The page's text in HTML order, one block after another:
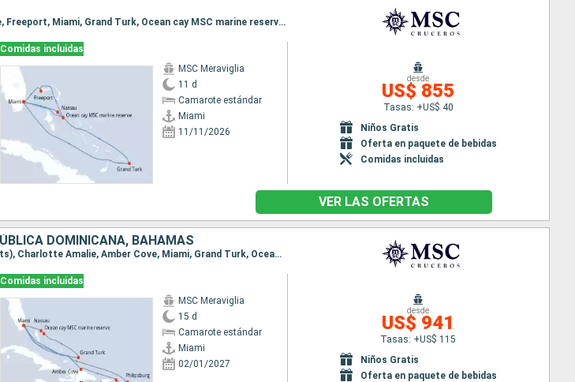
Itinerario : Miami, Ocean cay MSC marine reserve, Freeport, Miami, Grand Turk, Ocean cay MSC marine reserve, Nassau, Miami
Comidas incluidas
MSC Meraviglia
11 d
Camarote estándar
Miami
11/11/2026
desde
US$ 855
Tasas: +US$ 40
Niños Gratis
Oferta en paquete de bebidas
Comidas incluidas
VER LAS OFERTAS
DOMINICANA, BAHAMAS
Itinerario : Miami, Philipsburg, Basseterre (St Kitts), Charlotte Amalie, Amber Cove, Miami, Grand Turk, Ocean cay MSC marine reserve, Nassau, Miami
Comidas incluidas
MSC Meraviglia
15 d
Camarote estándar
Miami
02/01/2027
desde
US$ 941
Tasas: +US$ 115
Niños Gratis
Oferta en paquete de bebidas